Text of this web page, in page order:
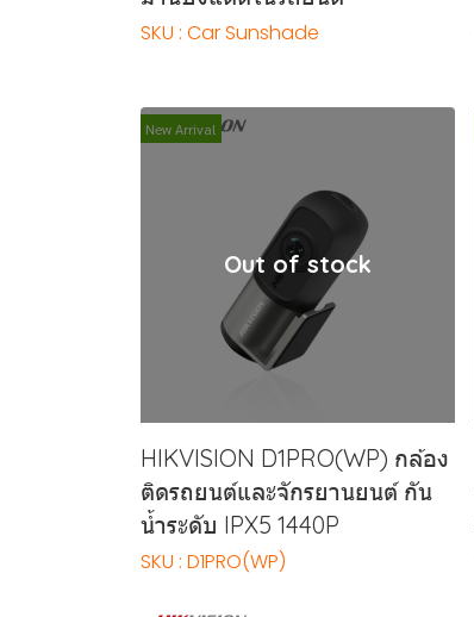
SKU : Car Sunshade
New Arrival
Out of stock
HIKVISION D1PRO(WP) กล้อง
ติดรถยนต์และจักรยานยนต์ กัน
น้ำระดับ IPX5 1440P
SKU : D1PRO(WP)